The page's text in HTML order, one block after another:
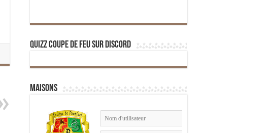
Quizz Coupe de Feu sur Discord
Maisons